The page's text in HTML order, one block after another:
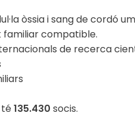
òssia i sang de cordó
familiar compatible.
de recerca
té135.430 socis.